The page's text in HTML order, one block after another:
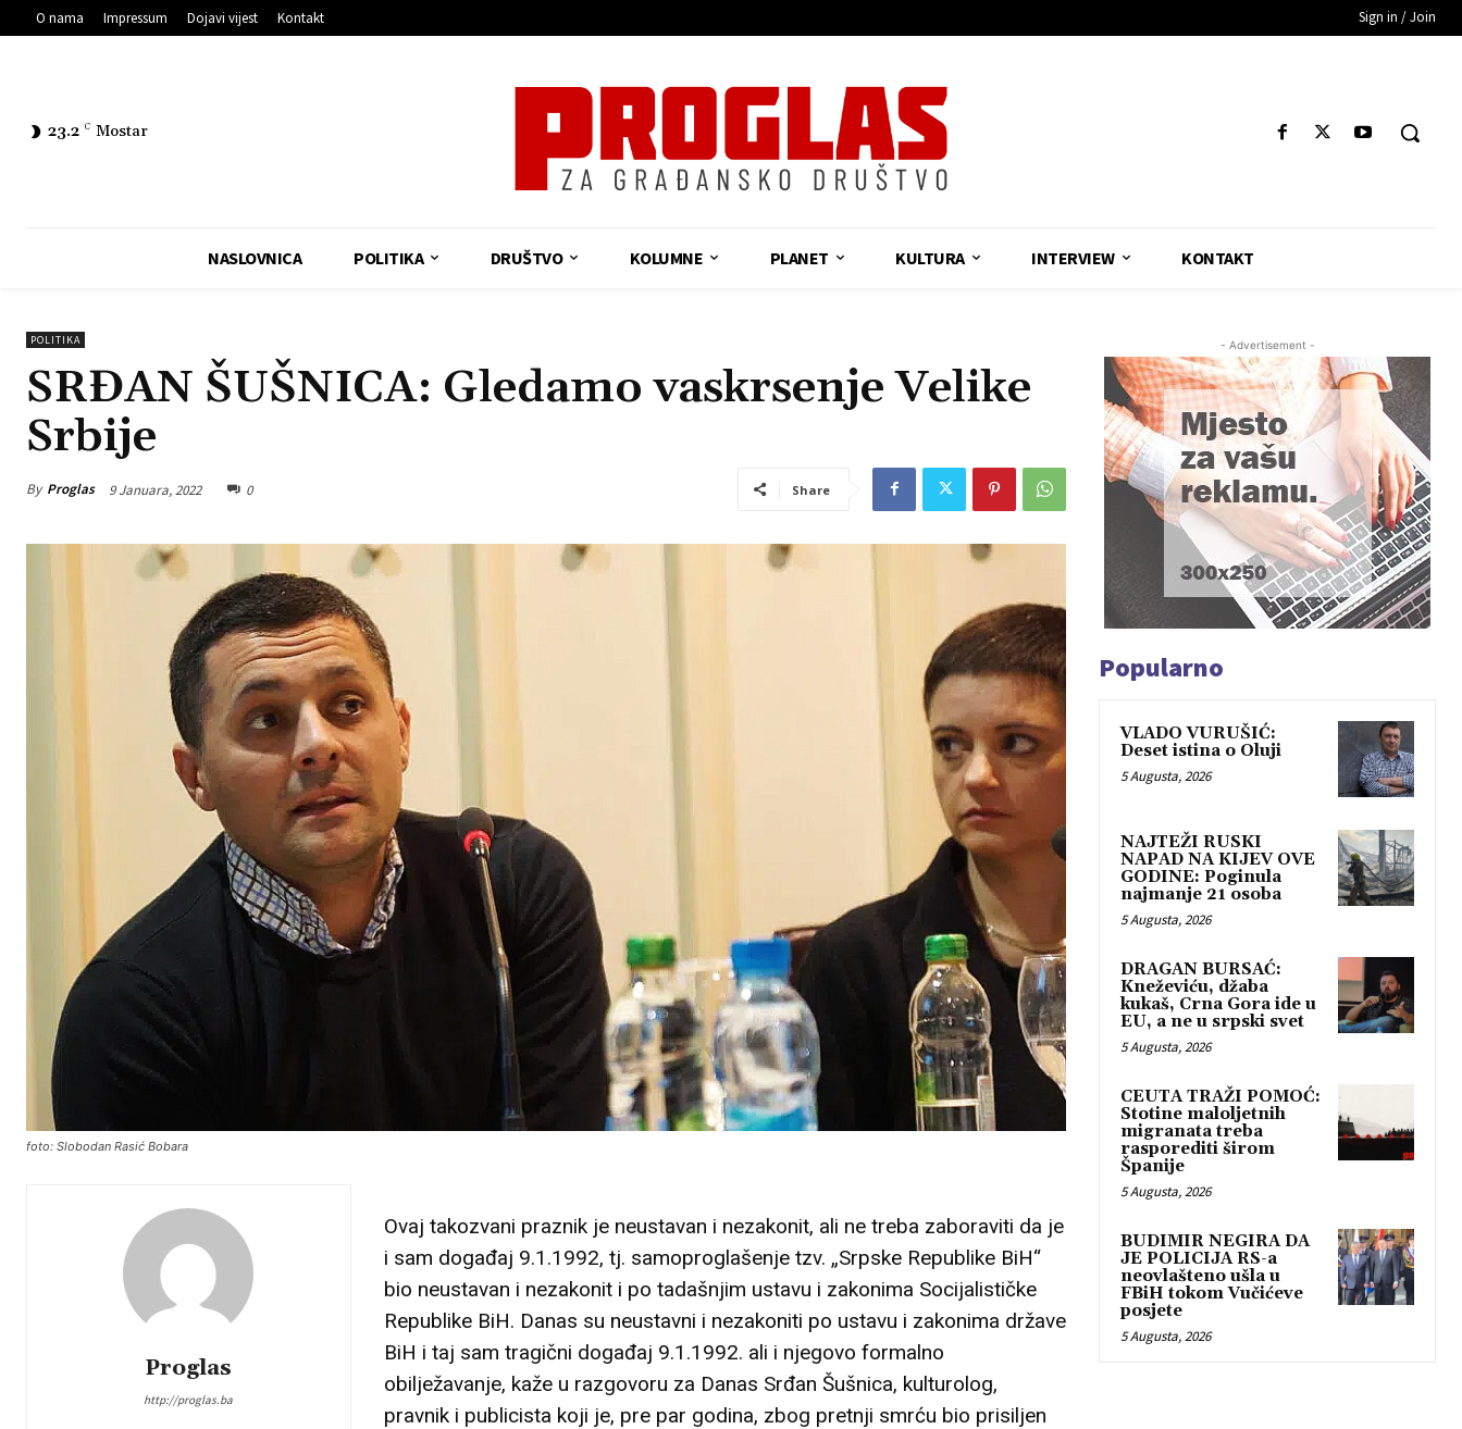
O nama Impressum Dojavi vijest Kontakt Sign in / Join
23.2 C Mostar
NASLOVNICA POLITIKA DRUŠTVO KOLUMNE PLANET KULTURA INTERVIEW KONTAKT
POLITIKA
SRĐAN ŠUŠNICA: Gledamo vaskrsenje Velike
Srbije
By Proglas 9 Januara, 2022 0 Share
foto: Slobodan Rasić Bobara
Proglas
http://proglas.ba
Ovaj takozvani praznik je neustavan i nezakonit, ali ne treba zaboraviti da je
i sam događaj 9.1.1992, tj. samoproglašenje tzv. „Srpske Republike BiH“
bio neustavan i nezakonit i po tadašnjim ustavu i zakonima Socijalističke
Republike BiH. Danas su neustavni i nezakoniti po ustavu i zakonima države
BiH i taj sam tragični događaj 9.1.1992. ali i njegovo formalno
obilježavanje, kaže u razgovoru za Danas Srđan Šušnica, kulturolog,
pravnik i publicista koji je, pre par godina, zbog pretnji smrću bio prisiljen
- Advertisement -
Popularno
VLADO VURUŠIĆ:
Deset istina o Oluji
5 Augusta, 2026
NAJTEŽI RUSKI
NAPAD NA KIJEV OVE
GODINE: Poginula
najmanje 21 osoba
5 Augusta, 2026
DRAGAN BURSAĆ:
Kneževiću, džaba
kukaš, Crna Gora ide u
EU, a ne u srpski svet
5 Augusta, 2026
CEUTA TRAŽI POMOĆ:
Stotine maloljetnih
migranata treba
rasporediti širom
Španije
5 Augusta, 2026
BUDIMIR NEGIRA DA
JE POLICIJA RS-a
neovlašteno ušla u
FBiH tokom Vučićeve
posjete
5 Augusta, 2026